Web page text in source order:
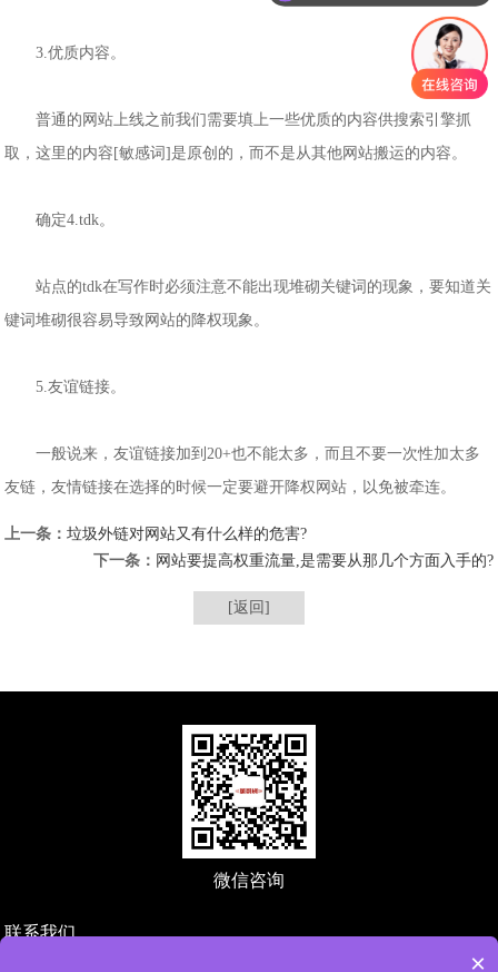
3.优质内容。
普通的网站上线之前我们需要填上一些优质的内容供搜索引擎抓
取，这里的内容[敏感词]是原创的，而不是从其他网站搬运的内容。
确定4.tdk。
站点的tdk在写作时必须注意不能出现堆砌关键词的现象，要知道关
键词堆砌很容易导致网站的降权现象。
5.友谊链接。
一般说来，友谊链接加到20+也不能太多，而且不要一次性加太多
友链，友情链接在选择的时候一定要避开降权网站，以免被牵连。
上一条：垃圾外链对网站又有什么样的危害?
下一条： 网站要提高权重流量,是需要从那几个方面入手的?
[返回]
微信咨询
联系我们
×